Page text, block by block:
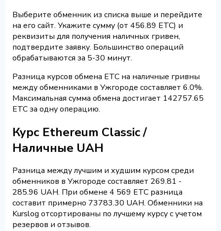
Выберите обменник из списка выше и перейдите
на его сайт. Укажите сумму (от 456.89 ETC) и
реквизиты для получения наличных гривен,
подтвердите заявку. Большинство операций
обрабатываются за 5-30 минут.
Разница курсов обмена ETC на наличные гривны
между обменниками в Ужгороде составляет 6.0%.
Максимальная сумма обмена достигает 142757.65
ETC за одну операцию.
Курс Ethereum Classic /
Наличные UAH
Разница между лучшим и худшим курсом среди
обменников в Ужгороде составляет 269.81 -
285.96 UAH. При обмене 4 569 ETC разница
составит примерно 73783.30 UAH. Обменники на
Kurslog отсортированы по лучшему курсу с учетом
резервов и отзывов.